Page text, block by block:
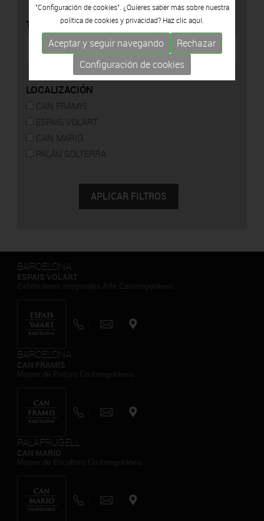
TIPO
LOCALIZACIÓN
CAN FRAMIS
ESPAIS VOLART
CAN MARIO
PALAU SOLTERRA
BARCELONA
BARCELONA
PALAFRUGELL
"Configuración de cookies". ¿Quieres saber más sobre nuestra
política de cookies y privacidad? Haz clicaquí.
Aceptar y seguir navegando
Rechazar
Configuración de cookies